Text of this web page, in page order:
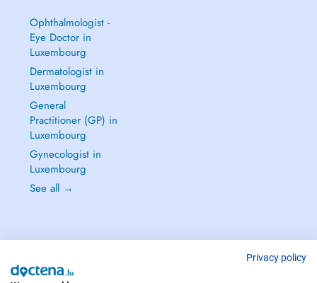
Ophthalmologist -
Eye Doctor in
Luxembourg
Dermatologist in
Luxembourg
General
Practitioner (GP) in
Luxembourg
Gynecologist in
Luxembourg
See all →
IN CASE OF EMERGENCIES, PLEASE CONTACT : 112Privacy policy